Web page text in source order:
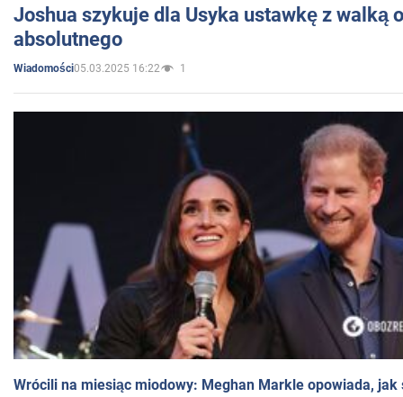
Joshua szykuje dla Usyka ustawkę z walką
absolutnego
Wiadomości05.03.2025 16:22 1
Wrócili na miesiąc miodowy: Meghan Markle opowiada, jak